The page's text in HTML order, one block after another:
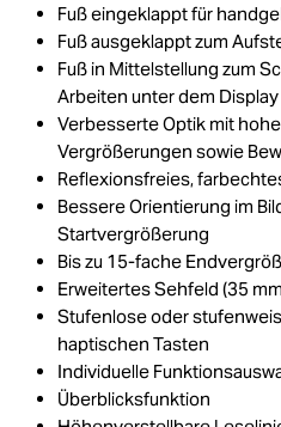
Fuß eingeklappt für
Fuß ausgeklappt zum
Fuß in Mittelstellung zum
Arbeiten unter dem Display
Verbesserte Optik mit
Vergrößerungen sowie
Reflexionsfreies,
Bessere Orientierung im
Startvergrößerung
Bis zu 15-fache
Erweitertes Sehfeld (35
Stufenlose oder
haptischen Tasten
Individuelle
Überblicksfunktion